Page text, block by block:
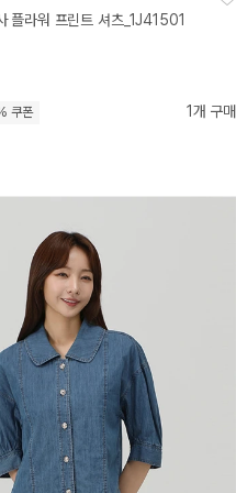
플라워 프린트 셔츠_1J41501
쿠폰 1개 구매